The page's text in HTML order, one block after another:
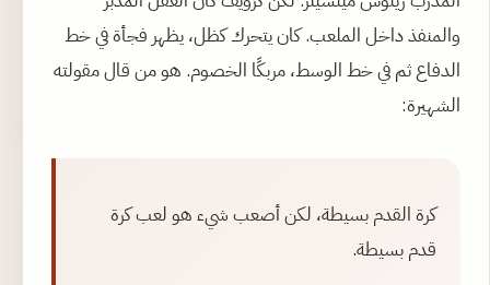
والمنفذ داخل الملعب. كان يتحرك كظل، يظهر فجأة في خط
الدفاع ثم في خط الوسط، مربكًا الخصوم. هو من قال مقولته
الشهيرة:
كرة القدم بسيطة، لكن أصعب شيء هو لعب كرة
قدم بسيطة.